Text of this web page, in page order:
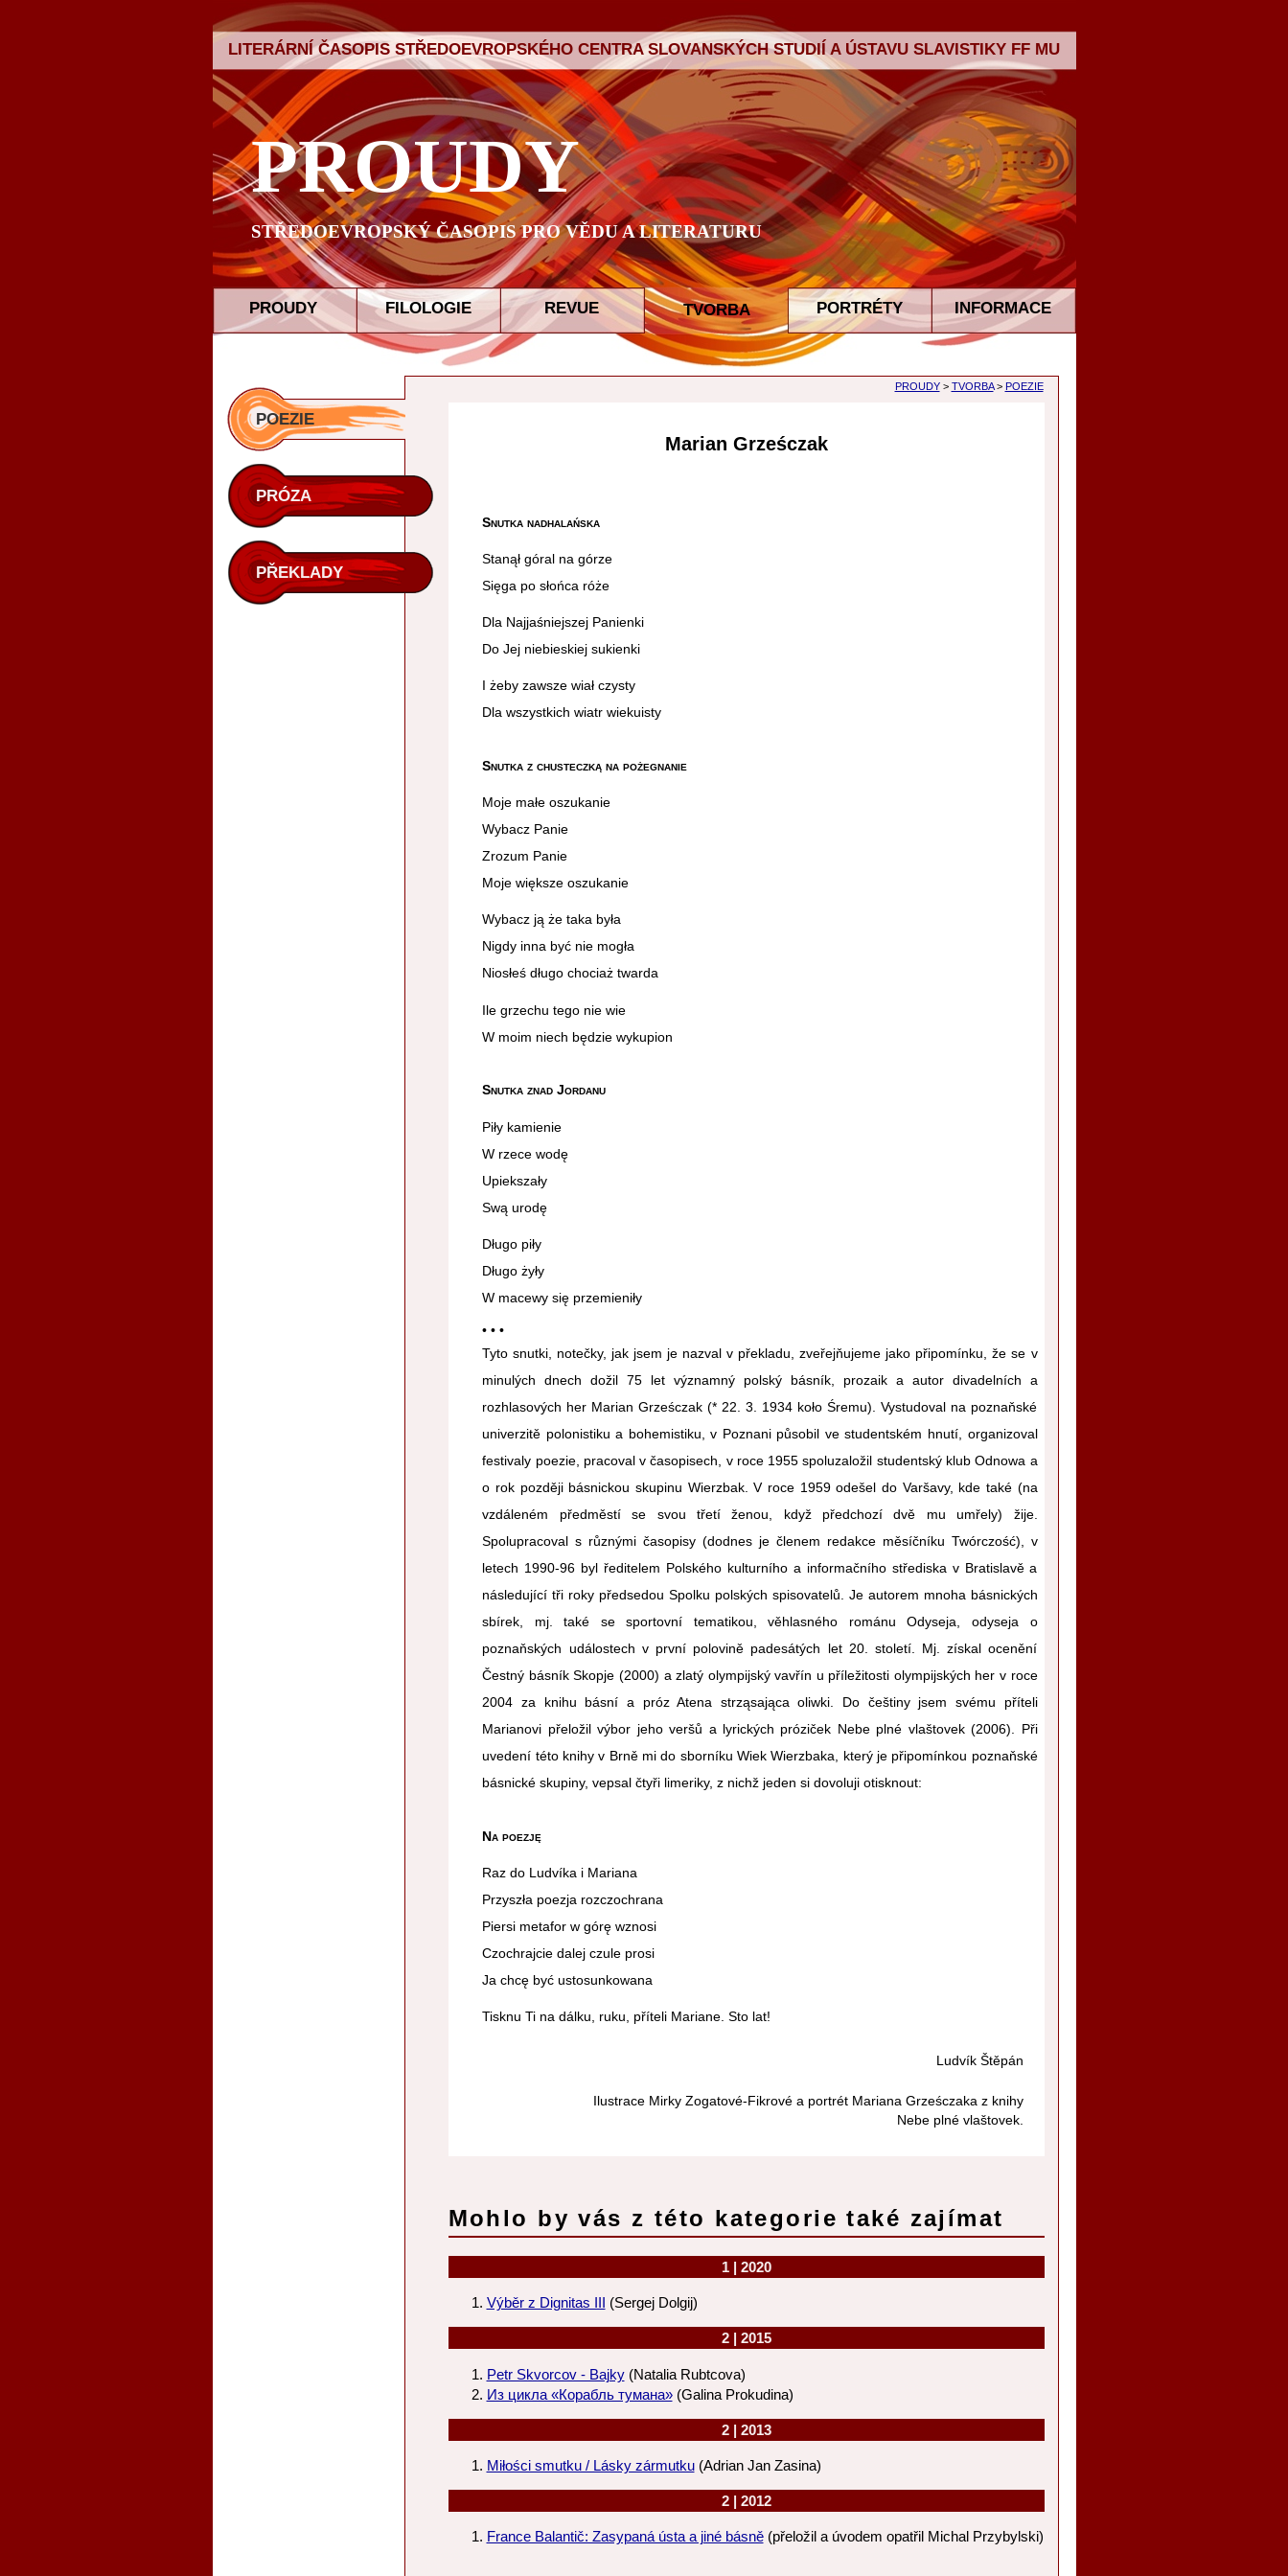
LITERÁRNÍ ČASOPIS STŘEDOEVROPSKÉHO CENTRA SLOVANSKÝCH STUDIÍ A ÚSTAVU SLAVISTIKY FF MU
PROUDY
STŘEDOEVROPSKÝ ČASOPIS PRO VĚDU A LITERATURU
PROUDY FILOLOGIE REVUE TVORBA PORTRÉTY INFORMACE
POEZIE
PRÓZA
PŘEKLADY
PROUDY> TVORBA> POEZIE
Marian Grześczak
Snutka nadhalańska
Stanął góral na górze
Sięga po słońca róże
Dla Najjaśniejszej Panienki
Do Jej niebieskiej sukienki
I żeby zawsze wiał czysty
Dla wszystkich wiatr wiekuisty
Snutka z chusteczką na pożegnanie
Moje małe oszukanie
Wybacz Panie
Zrozum Panie
Moje większe oszukanie
Wybacz ją że taka była
Nigdy inna być nie mogła
Niosłeś długo chociaż twarda
Ile grzechu tego nie wie
W moim niech będzie wykupion
Snutka znad Jordanu
Piły kamienie
W rzece wodę
Upiekszały
Swą urodę
Długo piły
Długo żyły
W macewy się przemieniły
• • •
Tyto snutki, notečky, jak jsem je nazval v překladu, zveřejňujeme jako připomínku, že se v
minulých dnech dožil 75 let významný polský básník, prozaik a autor divadelních a
rozhlasových her Marian Grześczak (* 22. 3. 1934 koło Śremu). Vystudoval na poznaňské
univerzitě polonistiku a bohemistiku, v Poznani působil ve studentském hnutí, organizoval
festivaly poezie, pracoval v časopisech, v roce 1955 spoluzaložil studentský klub Odnowa a
o rok později básnickou skupinu Wierzbak. V roce 1959 odešel do Varšavy, kde také (na
vzdáleném předměstí se svou třetí ženou, když předchozí dvě mu umřely) žije.
Spolupracoval s různými časopisy (dodnes je členem redakce měsíčníku Twórczość), v
letech 1990-96 byl ředitelem Polského kulturního a informačního střediska v Bratislavě a
následující tři roky předsedou Spolku polských spisovatelů. Je autorem mnoha básnických
sbírek, mj. také se sportovní tematikou, věhlasného románu Odyseja, odyseja o
poznaňských událostech v první polovině padesátých let 20. století. Mj. získal ocenění
Čestný básník Skopje (2000) a zlatý olympijský vavřín u příležitosti olympijských her v roce
2004 za knihu básní a próz Atena strząsająca oliwki. Do češtiny jsem svému příteli
Marianovi přeložil výbor jeho veršů a lyrických próziček Nebe plné vlaštovek (2006). Při
uvedení této knihy v Brně mi do sborníku Wiek Wierzbaka, který je připomínkou poznaňské
básnické skupiny, vepsal čtyři limeriky, z nichž jeden si dovoluji otisknout:
Na poezję
Raz do Ludvíka i Mariana
Przyszła poezja rozczochrana
Piersi metafor w górę wznosi
Czochrajcie dalej czule prosi
Ja chcę być ustosunkowana
Tisknu Ti na dálku, ruku, příteli Mariane. Sto lat!
Ludvík Štěpán
Ilustrace Mirky Zogatové-Fikrové a portrét Mariana Grześczaka z knihy
Nebe plné vlaštovek.
Mohlo by vás z této kategorie také zajímat
1 | 2020
Výběr z Dignitas III (Sergej Dolgij)
2 | 2015
Petr Skvorcov - Bajky(Natalia Rubtcova)
Из цикла «Корабль тумана»(Galina Prokudina)
2 | 2013
Miłości smutku / Lásky zármutku(Adrian Jan Zasina)
2 | 2012
France Balantič: Zasypaná ústa a jiné básně(přeložil a úvodem opatřil Michal Przybylski)